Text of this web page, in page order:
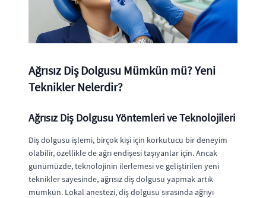
Ağrısız Diş Dolgusu Mümkün mü? Yeni
Teknikler Nelerdir?
Ağrısız Diş Dolgusu Yöntemleri ve Teknolojileri
Diş dolgusu işlemi, birçok kişi için korkutucu bir deneyim
olabilir, özellikle de ağrı endişesi taşıyanlar için. Ancak
günümüzde, teknolojinin ilerlemesi ve geliştirilen yeni
teknikler sayesinde, ağrısız diş dolgusu yapmak artık
mümkün. Lokal anestezi, diş dolgusu sırasında ağrıyı